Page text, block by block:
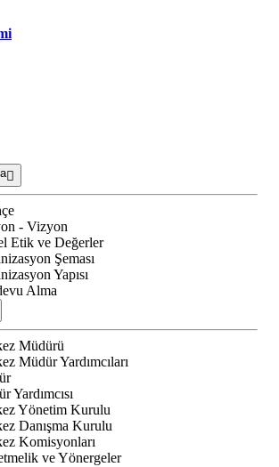
- Vizyon
Etik ve Değerler
Şeması
Yapısı
Alma
Müdürü
Müdür Yardımcıları
Yardımcısı
Yönetim Kurulu
Danışma Kurulu
Komisyonları
ve Yönergeler